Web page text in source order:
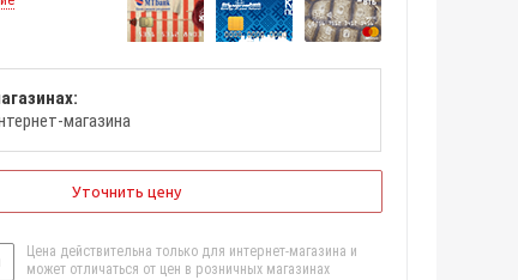
магазина
Уточнить цену
Цена действительна только для интернет-магазина и
может отличаться от цен в розничных магазинах